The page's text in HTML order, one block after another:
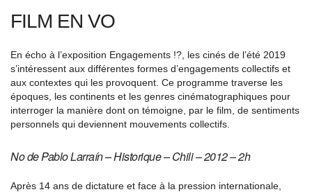
FILM EN VO
En écho à l’exposition Engagements !?, les cinés de l’été 2019
s’intéressent aux différentes formes d’engagements collectifs et
aux contextes qui les provoquent. Ce programme traverse les
époques, les continents et les genres cinématographiques pour
interroger la manière dont on témoigne, par le film, de sentiments
personnels qui deviennent mouvements collectifs.
No dePablo Larraín – Historique – Chili – 2012 – 2h
Après 14 ans de dictature et face à la pression internationale,